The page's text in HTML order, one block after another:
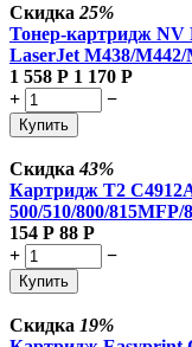
Скидка 25%
Тонер-картридж NV
LaserJet M438/M442/
1 558 Р 1 170 Р
+
−
Купить
Скидка43%
Картридж T2
500/510/800/
154 Р 88 Р
+
−
Купить
Скидка 19%